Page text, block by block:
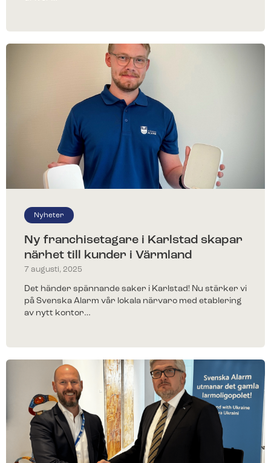
Nyheter
Ny franchisetagare i Karlstad skapar
närhet till kunder i Värmland
7 augusti, 2025
Det händer spännande saker i Karlstad! Nu stärker vi
på Svenska Alarm vår lokala närvaro med etablering
av nytt kontor…